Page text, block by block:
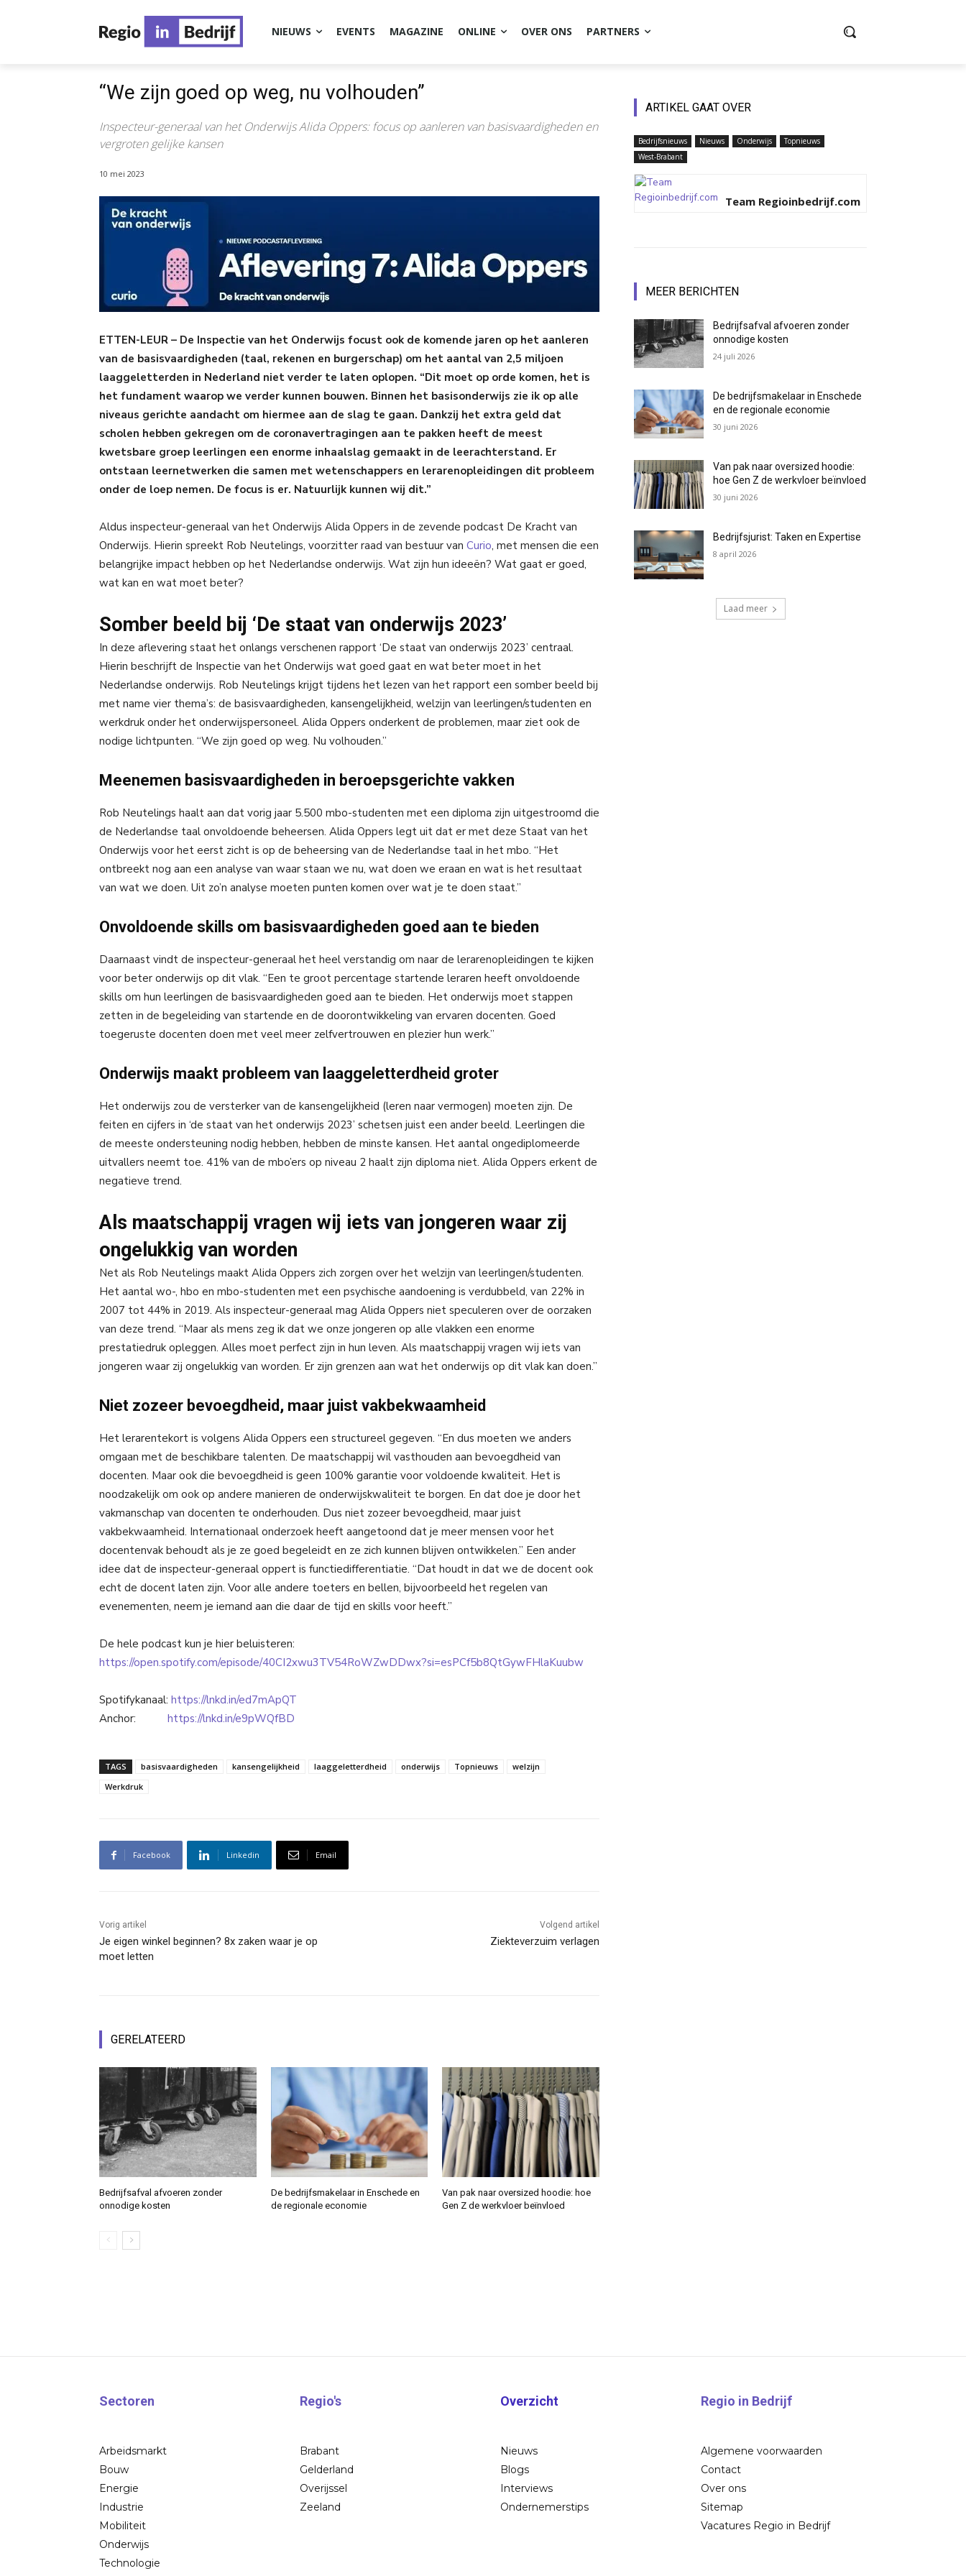
NIEUWS EVENTS MAGAZINE ONLINE OVER ONS PARTNERS
“We zijn goed op weg, nu volhouden”
Inspecteur-generaal van het Onderwijs Alida Oppers: focus op aanleren van basisvaardigheden en
vergroten gelijke kansen
10 mei 2023
ETTEN-LEUR – De Inspectie van het Onderwijs focust ook de komende jaren op het aanleren
van de basisvaardigheden (taal, rekenen en burgerschap) om het aantal van 2,5 miljoen
laaggeletterden in Nederland niet verder te laten oplopen. “Dit moet op orde komen, het is
het fundament waarop we verder kunnen bouwen. Binnen het basisonderwijs zie ik op alle
niveaus gerichte aandacht om hiermee aan de slag te gaan. Dankzij het extra geld dat
scholen hebben gekregen om de coronavertragingen aan te pakken heeft de meest
kwetsbare groep leerlingen een enorme inhaalslag gemaakt in de leerachterstand. Er
ontstaan leernetwerken die samen met wetenschappers en lerarenopleidingen dit probleem
onder de loep nemen. De focus is er. Natuurlijk kunnen wij dit.”
Aldus inspecteur-generaal van het Onderwijs Alida Oppers in de zevende podcast De Kracht van
Onderwijs. Hierin spreekt Rob Neutelings, voorzitter raad van bestuur van Curio, met mensen die een
belangrijke impact hebben op het Nederlandse onderwijs. Wat zijn hun ideeën? Wat gaat er goed,
wat kan en wat moet beter?
Somber beeld bij ‘De staat van onderwijs 2023’
In deze aflevering staat het onlangs verschenen rapport ‘De staat van onderwijs 2023’ centraal.
Hierin beschrijft de Inspectie van het Onderwijs wat goed gaat en wat beter moet in het
Nederlandse onderwijs. Rob Neutelings krijgt tijdens het lezen van het rapport een somber beeld bij
met name vier thema’s: de basisvaardigheden, kansengelijkheid, welzijn van leerlingen/studenten en
werkdruk onder het onderwijspersoneel. Alida Oppers onderkent de problemen, maar ziet ook de
nodige lichtpunten. “We zijn goed op weg. Nu volhouden.”
Meenemen basisvaardigheden in beroepsgerichte vakken
Rob Neutelings haalt aan dat vorig jaar 5.500 mbo-studenten met een diploma zijn uitgestroomd die
de Nederlandse taal onvoldoende beheersen. Alida Oppers legt uit dat er met deze Staat van het
Onderwijs voor het eerst zicht is op de beheersing van de Nederlandse taal in het mbo. “Het
ontbreekt nog aan een analyse van waar staan we nu, wat doen we eraan en wat is het resultaat
van wat we doen. Uit zo’n analyse moeten punten komen over wat je te doen staat.”
Onvoldoende skills om basisvaardigheden goed aan te bieden
Daarnaast vindt de inspecteur-generaal het heel verstandig om naar de lerarenopleidingen te kijken
voor beter onderwijs op dit vlak. “Een te groot percentage startende leraren heeft onvoldoende
skills om hun leerlingen de basisvaardigheden goed aan te bieden. Het onderwijs moet stappen
zetten in de begeleiding van startende en de doorontwikkeling van ervaren docenten. Goed
toegeruste docenten doen met veel meer zelfvertrouwen en plezier hun werk.”
Onderwijs maakt probleem van laaggeletterdheid groter
Het onderwijs zou de versterker van de kansengelijkheid (leren naar vermogen) moeten zijn. De
feiten en cijfers in ‘de staat van het onderwijs 2023’ schetsen juist een ander beeld. Leerlingen die
de meeste ondersteuning nodig hebben, hebben de minste kansen. Het aantal ongediplomeerde
uitvallers neemt toe. 41% van de mbo’ers op niveau 2 haalt zijn diploma niet. Alida Oppers erkent de
negatieve trend.
Als maatschappij vragen wij iets van jongeren waar zij
ongelukkig van worden
Net als Rob Neutelings maakt Alida Oppers zich zorgen over het welzijn van leerlingen/studenten.
Het aantal wo-, hbo en mbo-studenten met een psychische aandoening is verdubbeld, van 22% in
2007 tot 44% in 2019. Als inspecteur-generaal mag Alida Oppers niet speculeren over de oorzaken
van deze trend. “Maar als mens zeg ik dat we onze jongeren op alle vlakken een enorme
prestatiedruk opleggen. Alles moet perfect zijn in hun leven. Als maatschappij vragen wij iets van
jongeren waar zij ongelukkig van worden. Er zijn grenzen aan wat het onderwijs op dit vlak kan doen.”
Niet zozeer bevoegdheid, maar juist vakbekwaamheid
Het lerarentekort is volgens Alida Oppers een structureel gegeven. “En dus moeten we anders
omgaan met de beschikbare talenten. De maatschappij wil vasthouden aan bevoegdheid van
docenten. Maar ook die bevoegdheid is geen 100% garantie voor voldoende kwaliteit. Het is
noodzakelijk om ook op andere manieren de onderwijskwaliteit te borgen. En dat doe je door het
vakmanschap van docenten te onderhouden. Dus niet zozeer bevoegdheid, maar juist
vakbekwaamheid. Internationaal onderzoek heeft aangetoond dat je meer mensen voor het
docentenvak behoudt als je ze goed begeleidt en ze zich kunnen blijven ontwikkelen.” Een ander
idee dat de inspecteur-generaal oppert is functiedifferentiatie. “Dat houdt in dat we de docent ook
echt de docent laten zijn. Voor alle andere toeters en bellen, bijvoorbeeld het regelen van
evenementen, neem je iemand aan die daar de tijd en skills voor heeft.”
De hele podcast kun je hier beluisteren:
https://open.spotify.com/episode/40CI2xwu3TV54RoWZwDDwx?si=esPCf5b8QtGywFHlaKuubw
Spotifykanaal: https://lnkd.in/ed7mApQT
Anchor: https://lnkd.in/e9pWQfBD
TAGS basisvaardigheden kansengelijkheid laaggeletterdheid onderwijs Topnieuws
welzijn
Werkdruk
Facebook Linkedin Email
Vorig artikel
Je eigen winkel beginnen? 8x zaken waar je op
moet letten
Volgend artikel
Ziekteverzuim verlagen
GERELATEERD
Bedrijfsafval afvoeren zonder
onnodige kosten
De bedrijfsmakelaar in Enschede en
de regionale economie
Van pak naar oversized hoodie: hoe
Gen Z de werkvloer beïnvloed
ARTIKEL GAAT OVER
Bedrijfsnieuws Nieuws Onderwijs
Topnieuws
West-Brabant
Team Regioinbedrijf.com
MEER BERICHTEN
Bedrijfsafval afvoeren zonder
onnodige kosten
24 juli 2026
De bedrijfsmakelaar in Enschede
en de regionale economie
30 juni 2026
Van pak naar oversized hoodie:
hoe Gen Z de werkvloer beïnvloed
30 juni 2026
Bedrijfsjurist: Taken en Expertise
8 april 2026
Laad meer
Sectoren
Arbeidsmarkt
Bouw
Energie
Industrie
Mobiliteit
Onderwijs
Technologie
Regio's
Brabant
Gelderland
Overijssel
Zeeland
Overzicht
Nieuws
Blogs
Interviews
Ondernemerstips
Regio in Bedrijf
Algemene voorwaarden
Contact
Over ons
Sitemap
Vacatures Regio in Bedrijf